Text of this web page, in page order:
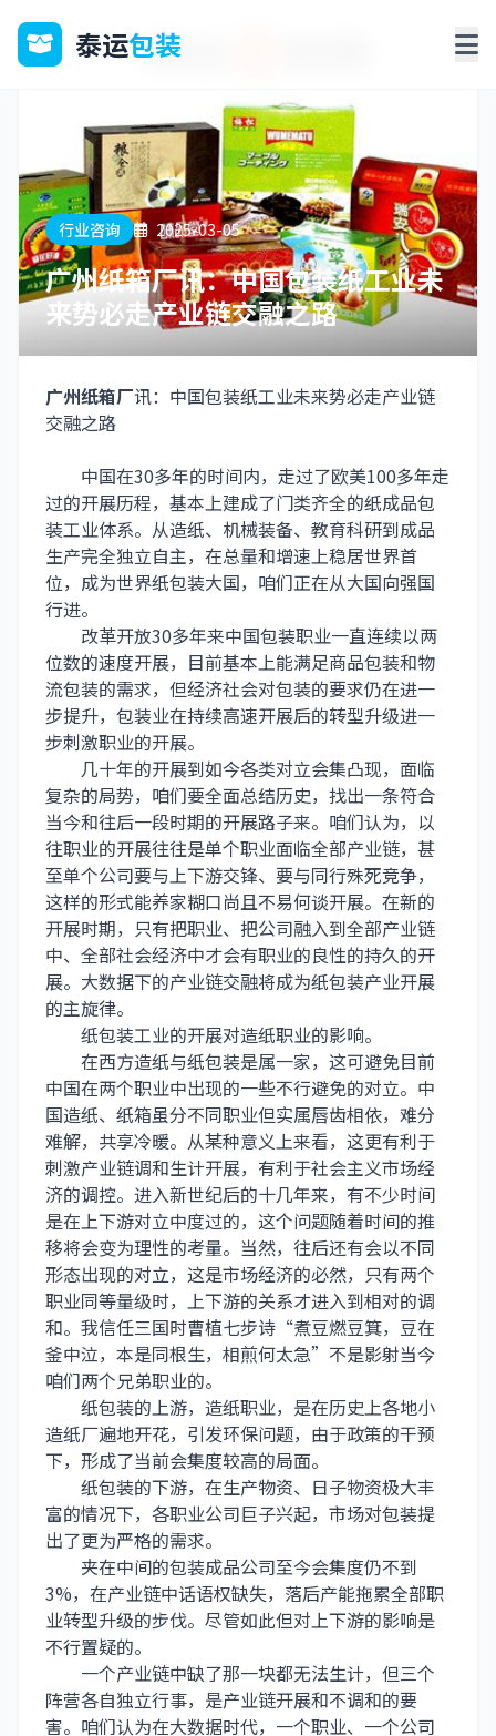
泰运包装
行业咨询 2025-03-05
广州纸箱厂讯：中国包装纸工业未
来势必走产业链交融之路
广州纸箱厂讯：中国包装纸工业未来势必走产业链
交融之路
中国在30多年的时间内，走过了欧美100多年走
过的开展历程，基本上建成了门类齐全的纸成品包
装工业体系。从造纸、机械装备、教育科研到成品
生产完全独立自主，在总量和增速上稳居世界首
位，成为世界纸包装大国，咱们正在从大国向强国
行进。
改革开放30多年来中国包装职业一直连续以两
位数的速度开展，目前基本上能满足商品包装和物
流包装的需求，但经济社会对包装的要求仍在进一
步提升，包装业在持续高速开展后的转型升级进一
步刺激职业的开展。
几十年的开展到如今各类对立会集凸现，面临
复杂的局势，咱们要全面总结历史，找出一条符合
当今和往后一段时期的开展路子来。咱们认为，以
往职业的开展往往是单个职业面临全部产业链，甚
至单个公司要与上下游交锋、要与同行殊死竞争，
这样的形式能养家糊口尚且不易何谈开展。在新的
开展时期，只有把职业、把公司融入到全部产业链
中、全部社会经济中才会有职业的良性的持久的开
展。大数据下的产业链交融将成为纸包装产业开展
的主旋律。
纸包装工业的开展对造纸职业的影响。
在西方造纸与纸包装是属一家，这可避免目前
中国在两个职业中出现的一些不行避免的对立。中
国造纸、纸箱虽分不同职业但实属唇齿相依，难分
难解，共享冷暖。从某种意义上来看，这更有利于
刺激产业链调和生计开展，有利于社会主义市场经
济的调控。进入新世纪后的十几年来，有不少时间
是在上下游对立中度过的，这个问题随着时间的推
移将会变为理性的考量。当然，往后还有会以不同
形态出现的对立，这是市场经济的必然，只有两个
职业同等量级时，上下游的关系才进入到相对的调
和。我信任三国时曹植七步诗“煮豆燃豆箕，豆在
釜中泣，本是同根生，相煎何太急”不是影射当今
咱们两个兄弟职业的。
纸包装的上游，造纸职业，是在历史上各地小
造纸厂遍地开花，引发环保问题，由于政策的干预
下，形成了当前会集度较高的局面。
纸包装的下游，在生产物资、日子物资极大丰
富的情况下，各职业公司巨子兴起，市场对包装提
出了更为严格的需求。
夹在中间的包装成品公司至今会集度仍不到
3%，在产业链中话语权缺失，落后产能拖累全部职
业转型升级的步伐。尽管如此但对上下游的影响是
不行置疑的。
一个产业链中缺了那一块都无法生计，但三个
阵营各自独立行事，是产业链开展和不调和的要
害。咱们认为在大数据时代，一个职业、一个公司